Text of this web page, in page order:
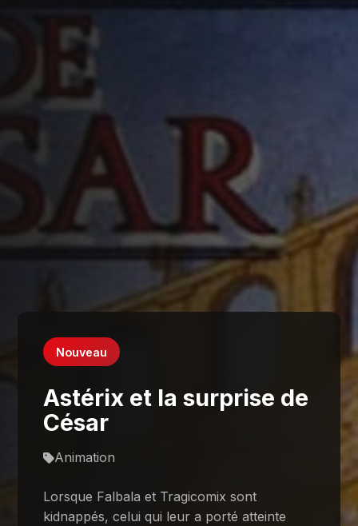
Nouveau
Astérix et la surprise de
César
Animation
Lorsque Falbala et Tragicomix sont
kidnappés, celui qui leur a porté atteinte